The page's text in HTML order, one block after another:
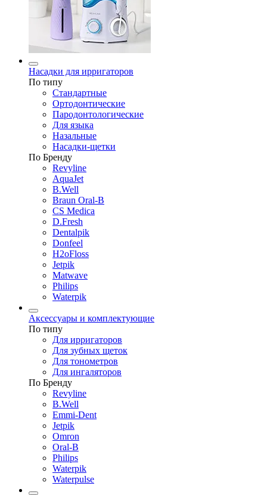
Насадки для ирригаторов
По типу
Стандартные
Ортодонтические
Пародонтологические
Для языка
Назальные
Насадки-щетки
По Бренду
Revyline
AquaJet
B.Well
Braun Oral-B
CS Medica
D.Fresh
Dentalpik
Donfeel
H2oFloss
Jetpik
Matwave
Philips
Waterpik
Аксессуары и комплектующие
По типу
Для ирригаторов
Для зубных щеток
Для тонометров
Для ингаляторов
По Бренду
Revyline
B.Well
Emmi-Dent
Jetpik
Omron
Oral-B
Philips
Waterpik
Waterpulse